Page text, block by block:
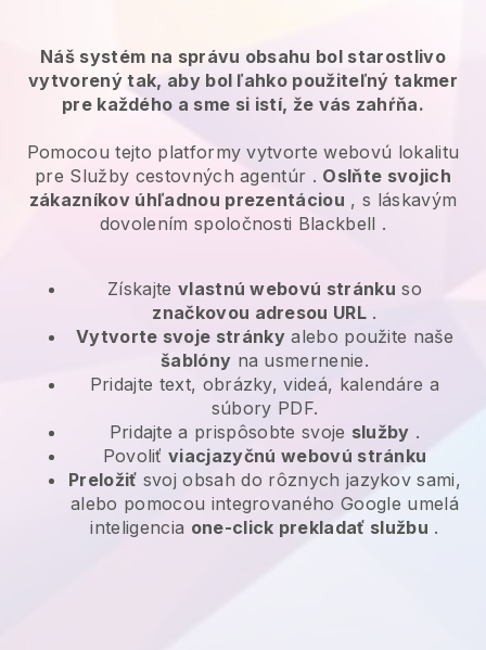
Náš systém na správu obsahu bol starostlivo
vytvorený tak, aby bol ľahko použiteľný takmer
pre každého a sme si istí, že vás zahŕňa.
Pomocou tejto platformy vytvorte webovú lokalitu
pre Služby cestovných agentúr . Oslňte svojich
zákazníkov úhľadnou prezentáciou , s láskavým
dovolením spoločnosti Blackbell .
Získajte vlastnú webovú stránku so
značkovou adresou URL .
Vytvorte svoje stránkyalebo použite naše
šablóny na usmernenie.
Pridajte text, obrázky, videá, kalendáre a
súbory PDF.
Pridajte a prispôsobte svoje služby .
Povoliťviacjazyčnú webovú stránku
Preložiť svoj obsah do rôznych jazykov sami,
alebo pomocou integrovaného Google umelá
inteligencia one-click prekladať službu .